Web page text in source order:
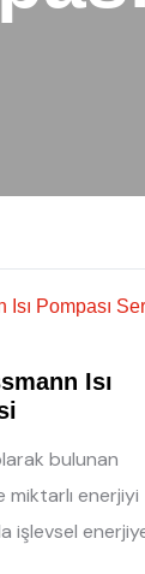
Isı
bulunan
enerjiyi
işlevsel